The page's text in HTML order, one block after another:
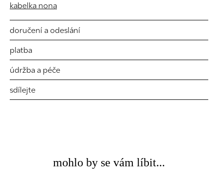
kabelka nona
doručení a odeslání
platba
údržba a péče
sdílejte
mohlo by se vám líbit...